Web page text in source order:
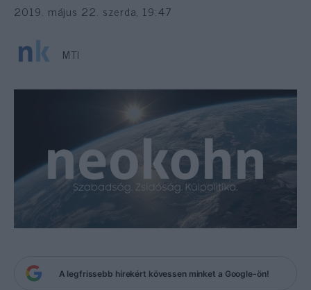
2019. május 22. szerda, 19:47
MTI
A legfrissebb hírekért kövessen minket a Google-ön!